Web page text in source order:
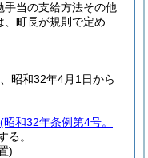
手当の支給方法その他
、町長が規則で定め
昭和32年4月1日から
(昭和32年条例第4号。
る。
)